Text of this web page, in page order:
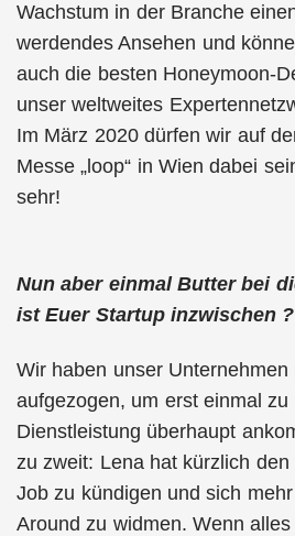
Wachstum in der Branche
werdendes Ansehen und
auch die besten Honeymoon-
unser weltweites
Im März 2020 dürfen wir auf
Messe „loop“ in Wien dabei
sehr!
Nun aber einmal Butter bei
ist Euer Startup inzwischen ?
Wir haben unser Unternehmen
aufgezogen, um erst einmal
Dienstleistung überhaupt
zu zweit: Lena hat kürzlich
Job zu kündigen und sich
Around zu widmen. Wenn